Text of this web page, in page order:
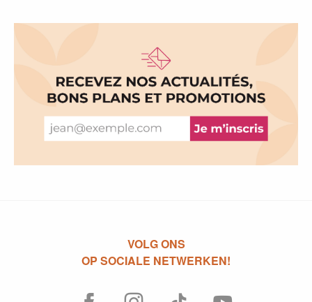
VOLG ONS
OP SOCIALE NETWERKEN!